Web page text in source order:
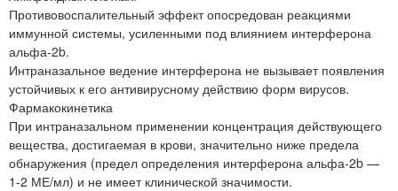
Противовоспалительный эффект опосредован реакциями
иммунной системы, усиленными под влиянием интерферона
альфа-2b.
Интраназальное ведение интерферона не вызывает появления
устойчивых к его антивирусному действию форм вирусов.
Фармакокинетика
При интраназальном применении концентрация действующего
вещества, достигаемая в крови, значительно ниже предела
обнаружения (предел определения интерферона альфа-2b —
1-2 МЕ/мл) и не имеет клинической значимости.